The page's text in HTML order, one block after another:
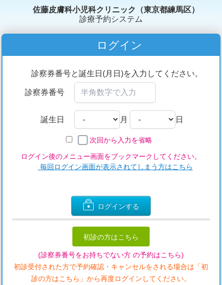
佐藤皮膚科小児科クリニック（東京都練馬区）
診療予約システム
ログイン
診察券番号と誕生日(月日)を入力してください。
診察券番号
誕生日 月 日
次回から入力を省略
ログイン後のメニュー画面をブックマークしてください。
毎回ログイン画面が表示されてしまう方はこちら
ログインする
初診の方はこちら
(診察券番号をお持ちでない方 の予約はこちら)
初診受付された方で予約確認・キャンセルをされる場合は「初
診の方はこちら」から再度ログインしてください。